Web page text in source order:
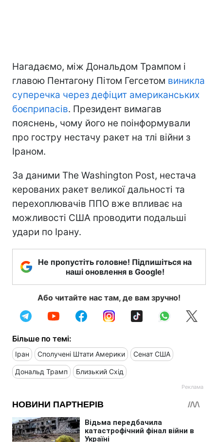
Нагадаємо, між Дональдом Трампом і
главою Пентагону Пітом Гегсетом виникла
суперечка через дефіцит американських
боєприпасів. Президент вимагав
пояснень, чому його не поінформували
про гостру нестачу ракет на тлі війни з
Іраном.
За даними The Washington Post, нестача
керованих ракет великої дальності та
перехоплювачів ППО вже впливає на
можливості США проводити подальші
удари по Ірану.
Не пропустіть головне! Підпишіться на
наші оновлення в Google!
Або читайте нас там, де вам зручно!
Більше по темі:
Іран Сполучені Штати Америки Сенат США
Дональд Трамп Близький Схід